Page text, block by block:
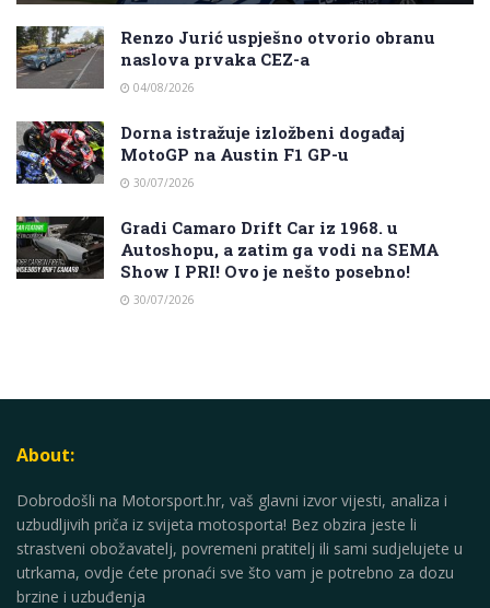
Renzo Jurić uspješno otvorio obranu
naslova prvaka CEZ-a
04/08/2026
Dorna istražuje izložbeni događaj
MotoGP na Austin F1 GP-u
30/07/2026
Gradi Camaro Drift Car iz 1968. u
Autoshopu, a zatim ga vodi na SEMA
Show I PRI! Ovo je nešto posebno!
30/07/2026
About:
Dobrodošli na Motorsport.hr, vaš glavni izvor vijesti, analiza i
uzbudljivih priča iz svijeta motosporta! Bez obzira jeste li
strastveni obožavatelj, povremeni pratitelj ili sami sudjelujete u
utrkama, ovdje ćete pronaći sve što vam je potrebno za dozu
brzine i uzbuđenja